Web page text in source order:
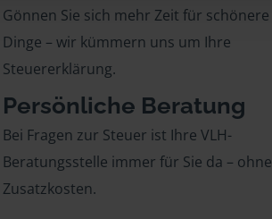
Gönnen Sie sich mehr Zeit für schönere
Dinge – wir kümmern uns um Ihre
Steuererklärung.
Persönliche Beratung
Bei Fragen zur Steuer ist Ihre VLH-
Beratungsstelle immer für Sie da – ohne
Zusatzkosten.